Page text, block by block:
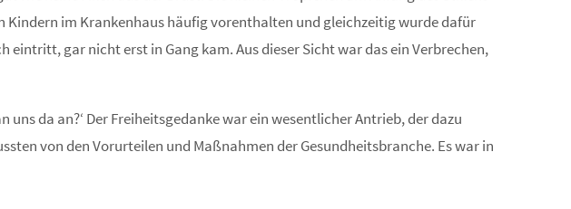
im Krankenhaus häufig vorenthalten und gleichzeitig wurde dafür
gar nicht erst in Gang kam. Aus dieser Sicht war das ein Verbrechen,
da an?‘ Der Freiheitsgedanke war ein wesentlicher Antrieb, der dazu
von den Vorurteilen und Maßnahmen der Gesundheitsbranche. Es war in